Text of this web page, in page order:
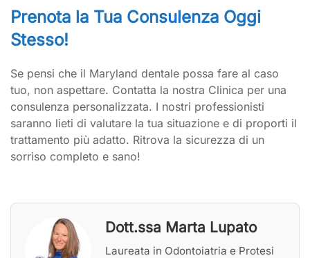
Prenota la Tua Consulenza Oggi
Stesso!
Se pensi che il Maryland dentale possa fare al caso
tuo, non aspettare. Contatta la nostra Clinica per una
consulenza personalizzata. I nostri professionisti
saranno lieti di valutare la tua situazione e di proporti il
trattamento più adatto. Ritrova la sicurezza di un
sorriso completo e sano!
Dott.ssa Marta Lupato
Laureata in Odontoiatria e Protesi